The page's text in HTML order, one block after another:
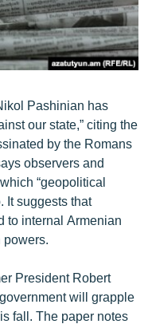
Pashinian has
our state,” citing the
by the Romans
observers and
“geopolitical
It suggests that
to internal Armenian
President Robert
will grapple
fall. The paper notes